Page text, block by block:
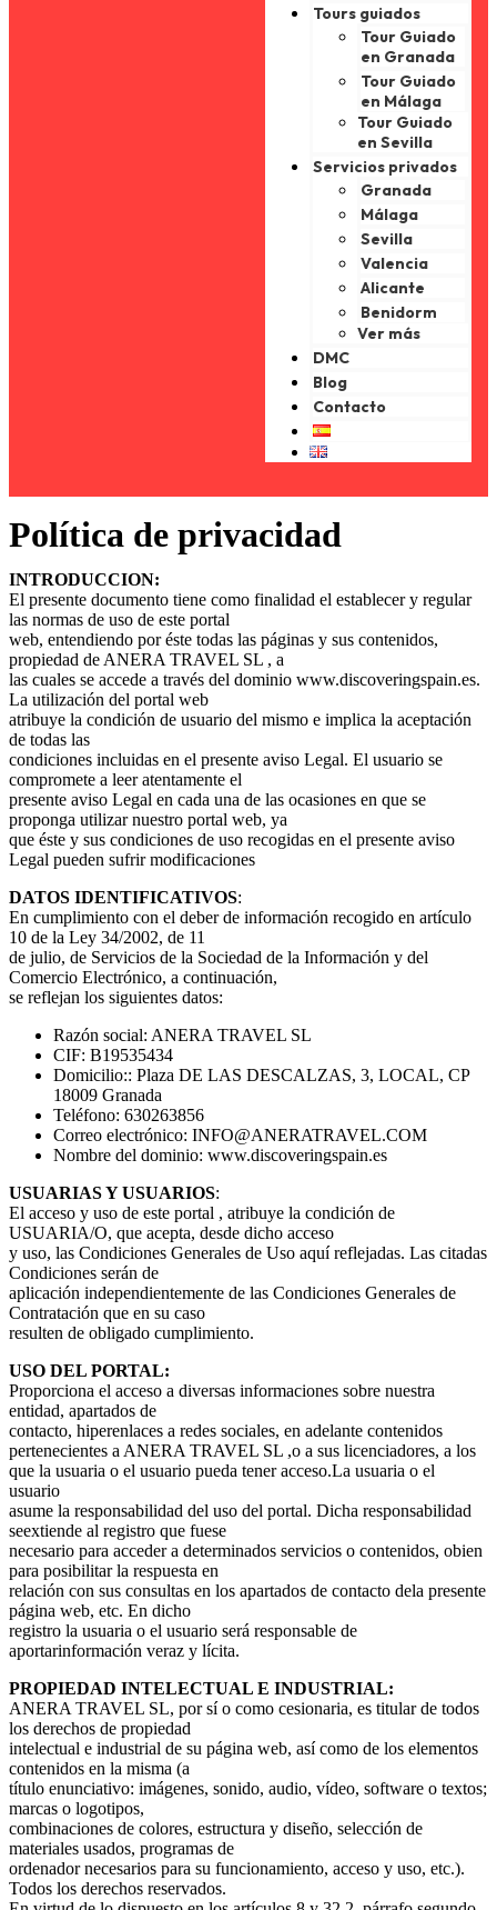
Tours guiados
Tour Guiado
en Granada
Tour Guiado
en Málaga
Tour Guiado
en Sevilla
Servicios privados
Granada
Málaga
Sevilla
Valencia
Alicante
Benidorm
Ver más
DMC
Blog
Contacto
Política de privacidad
INTRODUCCION:
El presente documento tiene como finalidad el establecer y regular
las normas de uso de este portal
web, entendiendo por éste todas las páginas y sus contenidos,
propiedad de ANERA TRAVEL SL , a
las cuales se accede a través del dominio www.discoveringspain.es.
La utilización del portal web
atribuye la condición de usuario del mismo e implica la aceptación
de todas las
condiciones incluidas en el presente aviso Legal. El usuario se
compromete a leer atentamente el
presente aviso Legal en cada una de las ocasiones en que se
proponga utilizar nuestro portal web, ya
que éste y sus condiciones de uso recogidas en el presente aviso
Legal pueden sufrir modificaciones
DATOS IDENTIFICATIVOS:
En cumplimiento con el deber de información recogido en artículo
10 de la Ley 34/2002, de 11
de julio, de Servicios de la Sociedad de la Información y del
Comercio Electrónico, a continuación,
se reflejan los siguientes datos:
Razón social: ANERA TRAVEL SL
CIF: B19535434
Domicilio:: Plaza DE LAS DESCALZAS, 3, LOCAL, CP
18009 Granada
Teléfono: 630263856
Correo electrónico: INFO@ANERATRAVEL.COM
Nombre del dominio: www.discoveringspain.es
USUARIAS Y USUARIOS:
El acceso y uso de este portal , atribuye la condición de
USUARIA/O, que acepta, desde dicho acceso
y uso, las Condiciones Generales de Uso aquí reflejadas. Las citadas
Condiciones serán de
aplicación independientemente de las Condiciones Generales de
Contratación que en su caso
resulten de obligado cumplimiento.
USO DEL PORTAL:
Proporciona el acceso a diversas informaciones sobre nuestra
entidad, apartados de
contacto, hiperenlaces a redes sociales, en adelante contenidos
pertenecientes a ANERA TRAVEL SL ,o a sus licenciadores, a los
que la usuaria o el usuario pueda tener acceso.La usuaria o el
usuario
asume la responsabilidad del uso del portal. Dicha responsabilidad
seextiende al registro que fuese
necesario para acceder a determinados servicios o contenidos, obien
para posibilitar la respuesta en
relación con sus consultas en los apartados de contacto dela presente
página web, etc. En dicho
registro la usuaria o el usuario será responsable de
aportarinformación veraz y lícita.
PROPIEDAD INTELECTUAL E INDUSTRIAL:
ANERA TRAVEL SL, por sí o como cesionaria, es titular de todos
los derechos de propiedad
intelectual e industrial de su página web, así como de los elementos
contenidos en la misma (a
título enunciativo: imágenes, sonido, audio, vídeo, software o textos;
marcas o logotipos,
combinaciones de colores, estructura y diseño, selección de
materiales usados, programas de
ordenador necesarios para su funcionamiento, acceso y uso, etc.).
Todos los derechos reservados.